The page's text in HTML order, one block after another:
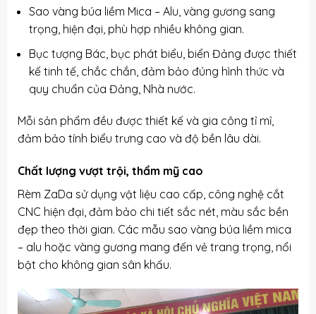
Sao vàng búa liềm Mica – Alu, vàng gương sang
trọng, hiện đại, phù hợp nhiều không gian.
Bục tượng Bác, bục phát biểu, biển Đảng được thiết
kế tinh tế, chắc chắn, đảm bảo đúng hình thức và
quy chuẩn của Đảng, Nhà nước.
Mỗi sản phẩm đều được thiết kế và gia công tỉ mỉ,
đảm bảo tính biểu trưng cao và độ bền lâu dài.
Chất lượng vượt trội, thẩm mỹ cao
Rèm ZaDa sử dụng vật liệu cao cấp, công nghệ cắt
CNC hiện đại, đảm bảo chi tiết sắc nét, màu sắc bền
đẹp theo thời gian. Các mẫu sao vàng búa liềm mica
– alu hoặc vàng gương mang đến vẻ trang trọng, nổi
bật cho không gian sân khấu.